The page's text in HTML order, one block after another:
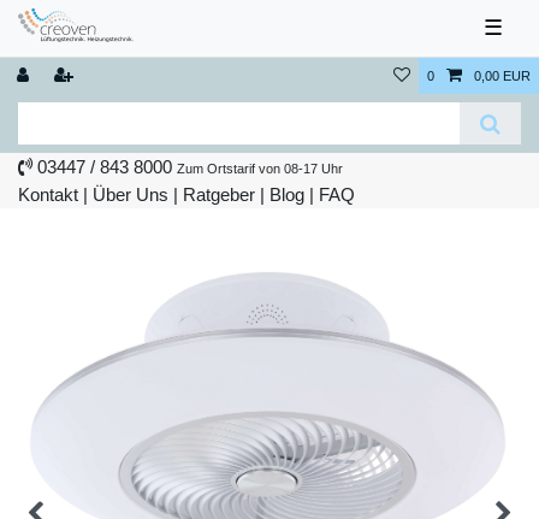
☰
0 0,00 EUR
03447 / 843 8000 Zum Ortstarif von 08-17 Uhr
Kontakt | Über Uns | Ratgeber | Blog | FAQ